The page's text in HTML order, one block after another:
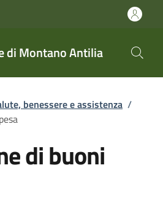
di Montano Antilia
benessere e assistenza /
di buoni